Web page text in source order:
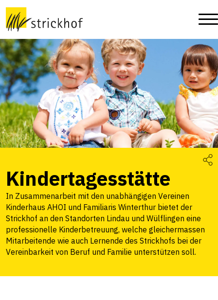
Kindertagesstätte
In Zusammenarbeit mit den unabhängigen Vereinen
Kinderhaus AHOI und Familiaris Winterthur bietet der
Strickhof an den Standorten Lindau und Wülflingen eine
professionelle Kinderbetreuung, welche gleichermassen
Mitarbeitende wie auch Lernende des Strickhofs bei der
Vereinbarkeit von Beruf und Familie unterstützen soll.